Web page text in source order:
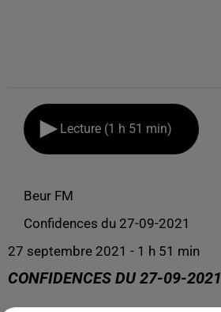
Lecture (1 h 51 min)
Beur FM
Confidences du 27-09-2021
27 septembre 2021 - 1 h 51 min
CONFIDENCES DU 27-09-2021